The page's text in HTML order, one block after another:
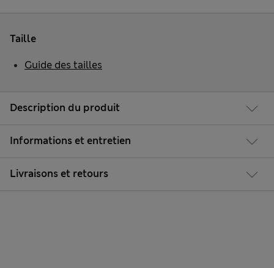
Description du produit
Informations et entretien
Livraisons et retours
Taille
Guide des tailles